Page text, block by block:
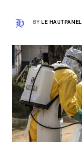
BY LE HAUTPANEL